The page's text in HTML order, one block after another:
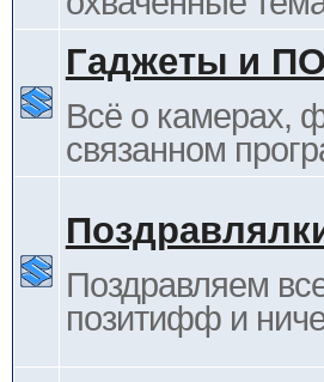
Гаджеты и ПО
Всё о камерах,
связанном
Поздравляем
позитифф и